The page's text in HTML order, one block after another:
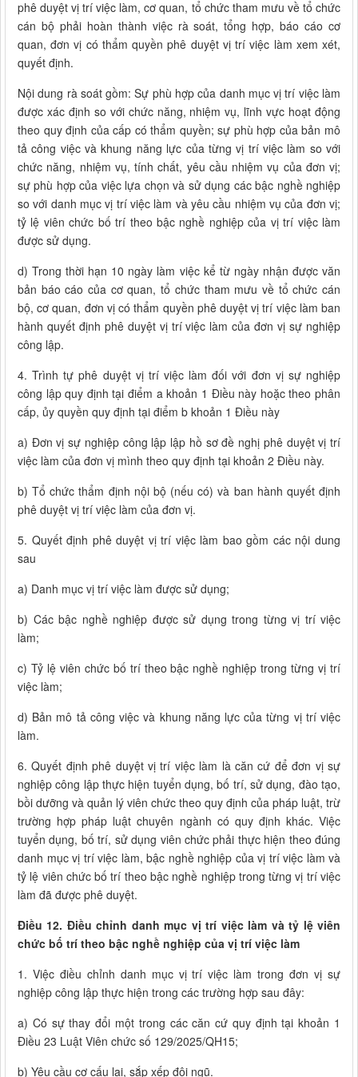
phê duyệt vị trí việc làm, cơ quan, tổ chức tham mưu về tổ chức
cán bộ phải hoàn thành việc rà soát, tổng hợp, báo cáo cơ
quan, đơn vị có thẩm quyền phê duyệt vị trí việc làm xem xét,
quyết định.
Nội dung rà soát gồm: Sự phù hợp của danh mục vị trí việc làm
được xác định so với chức năng, nhiệm vụ, lĩnh vực hoạt động
theo quy định của cấp có thẩm quyền; sự phù hợp của bản mô
tả công việc và khung năng lực của từng vị trí việc làm so với
chức năng, nhiệm vụ, tính chất, yêu cầu nhiệm vụ của đơn vị;
sự phù hợp của việc lựa chọn và sử dụng các bậc nghề nghiệp
so với danh mục vị trí việc làm và yêu cầu nhiệm vụ của đơn vị;
tỷ lệ viên chức bố trí theo bậc nghề nghiệp của vị trí việc làm
được sử dụng.
d) Trong thời hạn 10 ngày làm việc kể từ ngày nhận được văn
bản báo cáo của cơ quan, tổ chức tham mưu về tổ chức cán
bộ, cơ quan, đơn vị có thẩm quyền phê duyệt vị trí việc làm ban
hành quyết định phê duyệt vị trí việc làm của đơn vị sự nghiệp
công lập.
4. Trình tự phê duyệt vị trí việc làm đối với đơn vị sự nghiệp
công lập quy định tại điểm a khoản 1 Điều này hoặc theo phân
cấp, ủy quyền quy định tại điểm b khoản 1 Điều này
a) Đơn vị sự nghiệp công lập lập hồ sơ đề nghị phê duyệt vị trí
việc làm của đơn vị mình theo quy định tại khoản 2 Điều này.
b) Tổ chức thẩm định nội bộ (nếu có) và ban hành quyết định
phê duyệt vị trí việc làm của đơn vị.
5. Quyết định phê duyệt vị trí việc làm bao gồm các nội dung
sau
a) Danh mục vị trí việc làm được sử dụng;
b) Các bậc nghề nghiệp được sử dụng trong từng vị trí việc
làm;
c) Tỷ lệ viên chức bố trí theo bậc nghề nghiệp trong từng vị trí
việc làm;
d) Bản mô tả công việc và khung năng lực của từng vị trí việc
làm.
6. Quyết định phê duyệt vị trí việc làm là căn cứ để đơn vị sự
nghiệp công lập thực hiện tuyển dụng, bố trí, sử dụng, đào tạo,
bồi dưỡng và quản lý viên chức theo quy định của pháp luật, trừ
trường hợp pháp luật chuyên ngành có quy định khác. Việc
tuyển dụng, bố trí, sử dụng viên chức phải thực hiện theo đúng
danh mục vị trí việc làm, bậc nghề nghiệp của vị trí việc làm và
tỷ lệ viên chức bố trí theo bậc nghề nghiệp trong từng vị trí việc
làm đã được phê duyệt.
Điều 12. Điều chỉnh danh mục vị trí việc làm và tỷ lệ viên
chức bố trí theo bậc nghề nghiệp của vị trí việc làm
1. Việc điều chỉnh danh mục vị trí việc làm trong đơn vị sự
nghiệp công lập thực hiện trong các trường hợp sau đây:
a) Có sự thay đổi một trong các căn cứ quy định tại khoản 1
Điều 23 Luật Viên chức số 129/2025/QH15;
b) Yêu cầu cơ cấu lại, sắp xếp đội ngũ.